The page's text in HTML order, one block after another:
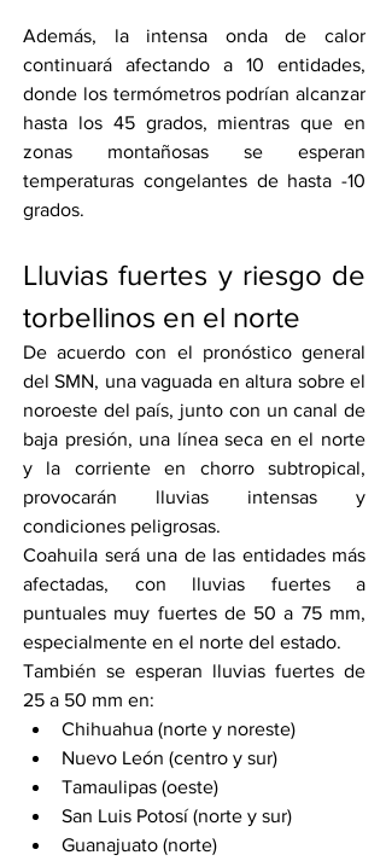
Además, la intensa onda de calor
continuará afectando a 10 entidades,
donde los termómetros podrían alcanzar
hasta los 45 grados, mientras que en
zonas montañosas se esperan
temperaturas congelantes de hasta -10
grados.
Lluvias fuertes y riesgo de
torbellinos en el norte
De acuerdo con el pronóstico general
del SMN, una vaguada en altura sobre el
noroeste del país, junto con un canal de
baja presión, una línea seca en el norte
y la corriente en chorro subtropical,
provocarán lluvias intensas y
condiciones peligrosas.
Coahuila será una de las entidades más
afectadas, con lluvias fuertes a
puntuales muy fuertes de 50 a 75 mm,
especialmente en el norte del estado.
También se esperan lluvias fuertes de
25 a 50 mm en:
Chihuahua (norte y noreste)
Nuevo León (centro y sur)
Tamaulipas (oeste)
San Luis Potosí (norte y sur)
Guanajuato (norte)